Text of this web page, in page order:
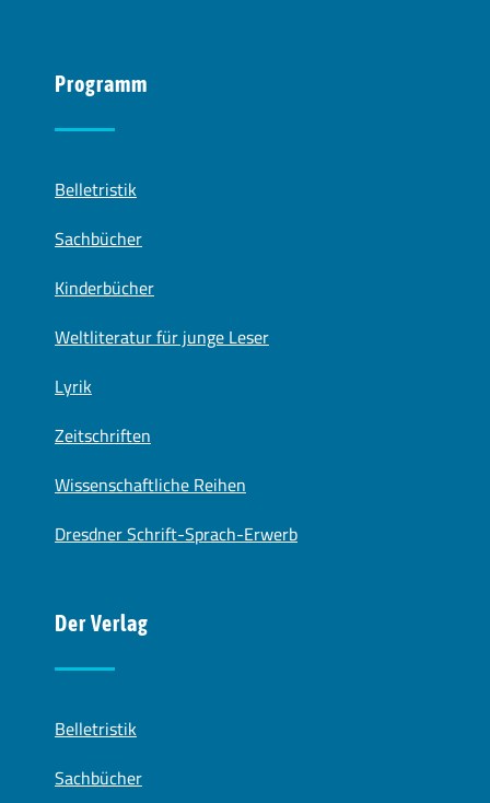
Programm
Belletristik
Sachbücher
Kinderbücher
Weltliteratur für junge Leser
Lyrik
Zeitschriften
Wissenschaftliche Reihen
Dresdner Schrift-Sprach-Erwerb
Der Verlag
Belletristik
Sachbücher